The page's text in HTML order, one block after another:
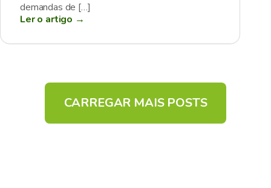
demandas de […]
Ler o artigo →
CARREGAR MAIS POSTS